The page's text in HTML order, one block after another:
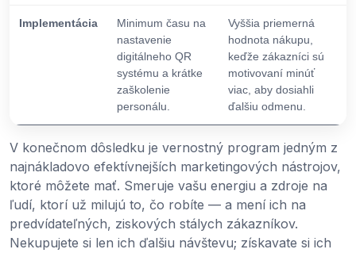
Implementácia
Minimum času na
nastavenie
digitálneho QR
systému a krátke
zaškolenie
personálu.
Vyššia priemerná
hodnota nákupu,
keďže zákazníci sú
motivovaní minúť
viac, aby dosiahli
ďalšiu odmenu.
V konečnom dôsledku je vernostný program jedným z
najnákladovo efektívnejších marketingových nástrojov,
ktoré môžete mať. Smeruje vašu energiu a zdroje na
ľudí, ktorí už milujú to, čo robíte — a mení ich na
predvídateľných, ziskových stálych zákazníkov.
Nekupujete si len ich ďalšiu návštevu; získavate si ich